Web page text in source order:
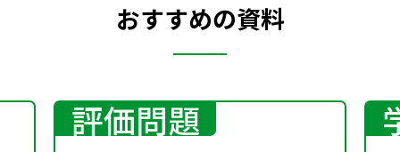
おすすめの資料
評価問題